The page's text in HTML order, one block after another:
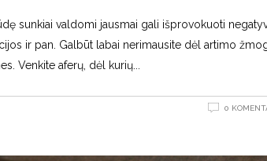
sunkiai valdomi jausmai gali išprovokuoti
ir pan. Galbūt labai nerimausite dėl artimo
Venkite aferų, dėl kurių
0